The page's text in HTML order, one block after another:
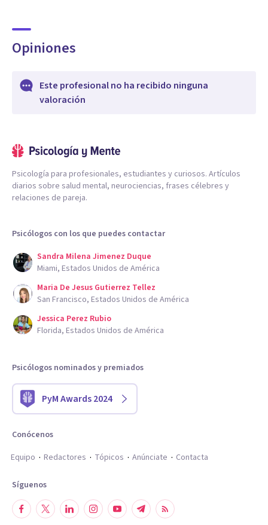
Opiniones
Este profesional no ha recibido ninguna
valoración
Psicología para profesionales, estudiantes y curiosos. Artículos
diarios sobre salud mental, neurociencias, frases célebres y
relaciones de pareja.
Psicólogos con los que puedes contactar
Sandra Milena Jimenez Duque
Miami, Estados Unidos de América
Maria De Jesus Gutierrez Tellez
San Francisco, Estados Unidos de América
Jessica Perez Rubio
Florida, Estados Unidos de América
Psicólogos nominados y premiados
PyM Awards 2024
Conócenos
Equipo
Redactores Tópicos Anúnciate Contacta
Síguenos